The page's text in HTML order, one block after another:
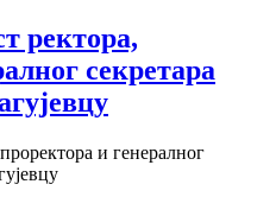
ректора,
секретара
и генералног